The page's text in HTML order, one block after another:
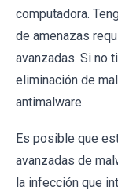
computadora.
de amenazas
avanzadas. Si no
eliminación de
antimalware.
Es posible que
avanzadas de
la infección que